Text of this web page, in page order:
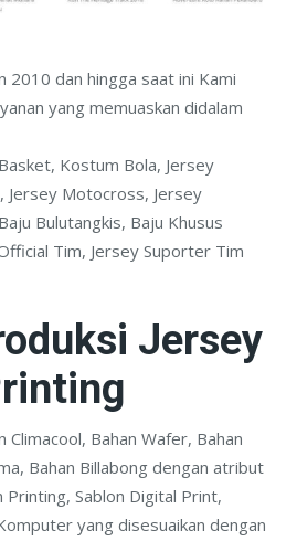
2010 dan hingga saat ini Kami
yang memuaskan didalam
Kostum Bola, Jersey
Jersey Motocross, Jersey
Bulutangkis, Baju Khusus
Tim, Jersey Suporter Tim
Jersey
Climacool, Bahan Wafer, Bahan
Bahan Billabong dengan atribut
Sablon Digital Print,
yang disesuaikan dengan